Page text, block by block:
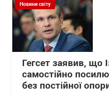
Новини світу
Гегсет заявив, що
самостійно
без постійної